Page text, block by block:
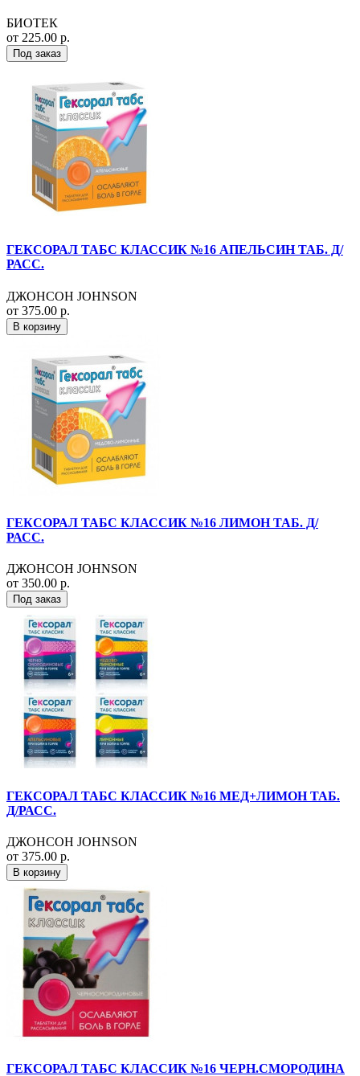
БИОТЕК
от 225.00 р.
Под заказ
ГЕКСОРАЛ ТАБС КЛАССИК №16 АПЕЛЬСИН ТАБ. Д/
РАСС.
ДЖОНСОН JOHNSON
от 375.00 р.
В корзину
ГЕКСОРАЛ ТАБС КЛАССИК №16 ЛИМОН ТАБ. Д/
РАСС.
ДЖОНСОН JOHNSON
от 350.00 р.
Под заказ
ГЕКСОРАЛ ТАБС КЛАССИК №16 МЕД+ЛИМОН ТАБ.
Д/РАСС.
ДЖОНСОН JOHNSON
от 375.00 р.
В корзину
ГЕКСОРАЛ ТАБС КЛАССИК №16 ЧЕРН.СМОРОДИНА